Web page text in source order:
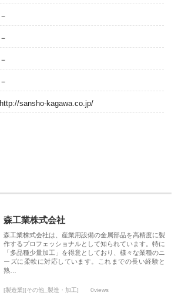
－
－
－
－
http://sansho-kagawa.co.jp/
森工業株式会社
森工業株式会社は、産業用設備の金属部品を高精度に製
作するプロフェッショナルとして知られています。特に
「多品種少量加工」を得意としており、様々な業種のニ
ーズに柔軟に対応しています。これまでの長い経験と
熟…
[製造業][その他_製造・加工] 0views